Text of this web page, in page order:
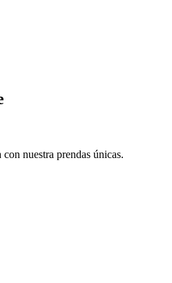
nuestra prendas únicas.